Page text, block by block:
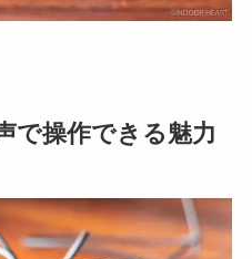
で操作できる魅力